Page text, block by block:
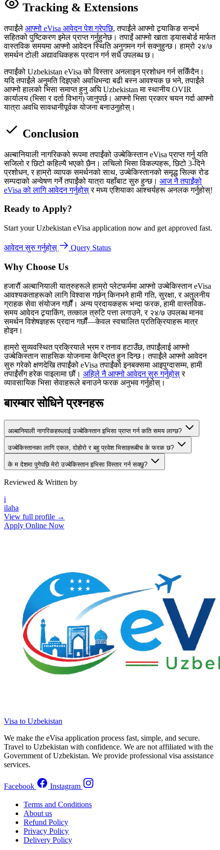
Tracking & Extensions
तपाईंले आफ्नो eVisa आवेदन पेश गरेपछि, तपाईंले आफ्नो ट्र्याकिङ सन्दर्भ
सहितको पुष्टिकरण इमेल प्राप्त गर्नुहुनेछ। तपाईं आफ्नो खाता ड्यासबोर्ड मार्फत
वास्तविक समयमा आफ्नो आवेदन स्थिति अनुगमन गर्न सक्नुहुन्छ। हाम्रो २४/७
समर्थन टोली अद्यावधिकहरू प्रदान गर्न सधैं उपलब्ध छ।
तपाईंको Uzbekistan eVisa को विस्तार अनलाइन प्रशोधन गर्न सकिँदैन।
यदि तपाईंले अनुमति दिइएको अवधिभन्दा बढी बस्न आवश्यक छ भने, तपाईंले
आफ्नो हालको भिसा समाप्त हुनु अघि Uzbekistan मा स्थानीय OVIR
कार्यालय (भिसा र दर्ता विभाग) जानुपर्छ। आफ्नो भिसा प्रकार चयन गर्दा आफ्नो
यात्रा अवधि सावधानीपूर्वक योजना बनाउनुहोस्।
Conclusion
अल्बानियाली नागरिकको रूपमा तपाईंको उज्बेकिस्तान eVisa प्राप्त गर्नु यति
सजिलो र छिटो कहिल्यै भएको छैन। लचिलो भिसा विकल्पहरू, छिटो 3-दिने
प्रशोधन, र हाम्रो व्यापक समर्थनको साथ, उज्बेकिस्तानको समृद्ध सिल्क रोड
सम्पदाको अन्वेषण गर्ने तपाईंको यात्रा यहाँबाट सुरु हुन्छ। आज नै तपाईंको
eVisa को लागि आवेदन गर्नुहोस्र मध्य एशियाका आश्चर्यहरू अनलक गर्नुहोस्!
Ready to Apply?
Start your Uzbekistan eVisa application now and get approved fast.
आवेदन सुरु गर्नुहोस् Query Status
Why Choose Us
हजारौं अल्बानियाली यात्रुहरूले हाम्रो प्लेटफर्ममा आफ्नो उज्बेकिस्तान eVisa
आवश्यकताहरूको लागि विश्वास गर्छन् किनभने हामी गति, सुरक्षा, र अतुलनीय
ग्राहक सेवा संयोजन गर्छौं। अन्य प्रदायकहरू भन्दा फरक, हामी वास्तविक-
समय आवेदन ट्र्याकिंग, तत्काल त्रुटि पत्ता लगाउने, र २४/७ उपलब्ध मानव
समर्थन विशेषज्ञहरू प्रदान गर्छौं—केवल स्वचालित प्रतिक्रियाहरू मात्र
होइन।
हाम्रो सुव्यवस्थित प्रक्रियाले भ्रम र तनाव हटाउँछ, तपाईंलाई आफ्नो
उज्बेकिस्तान साहसिक योजनामा केन्द्रित हुन दिन्छ। तपाईंले आफ्नो आवेदन
सुरु गरेको क्षणदेखि तपाईंको eVisa तपाईंको इनबक्समा आइपुग्दासम्म, हामी
तपाईंसँग हरेक पाइलामा छौं। अहिले नै आफ्नो आवेदन सुरु गर्नुहोस्र
व्यावसायिक भिसा सेवाहरूले बनाउने फरक अनुभव गर्नुहोस्।
बारम्बार सोधिने प्रश्नहरू
अल्बानियाली नागरिकहरूलाई उज्बेकिस्तान इभिसा प्राप्त गर्न कति समय लाग्छ?
उज्बेकिस्तानका लागि एकल, दोहोरो र बहु प्रवेश भिसाहरूबीच के फरक छ?
के म देशमा पुगेपछि मेरो उज्बेकिस्तान इभिसा विस्तार गर्न सक्छु?
Reviewed & Written by
i
ilaha
View full profile →
Apply Online Now
Visa to Uzbekistan
We make the eVisa application process fast, simple, and secure.
Travel to Uzbekistan with confidence. We are not affiliated with the
Government of Uzbekistan. We provide professional visa assistance
services.
Facebook Instagram
Terms and Conditions
About us
Refund Policy
Privacy Policy
Delivery Policy